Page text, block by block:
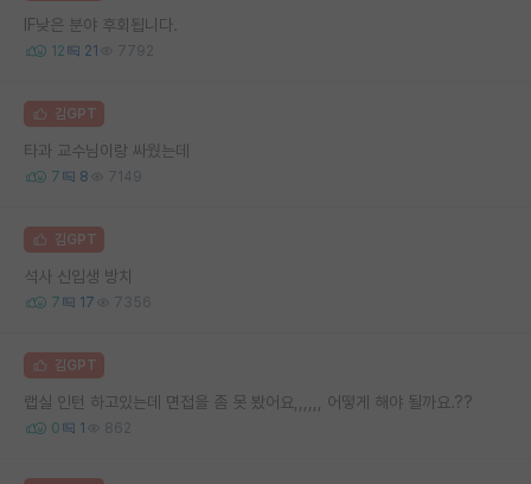
IF낮은 분야 후회됩니다.
12 21 7792
김GPT
타과 교수님이랑 싸웠는데
7 8 7149
김GPT
석사 신입생 방치
7 17 7356
김GPT
랩실 인턴 하고있는데 면접을 좀 못 봤어요,,,,,, 어떻게 해야 될까요.??
0 1 862